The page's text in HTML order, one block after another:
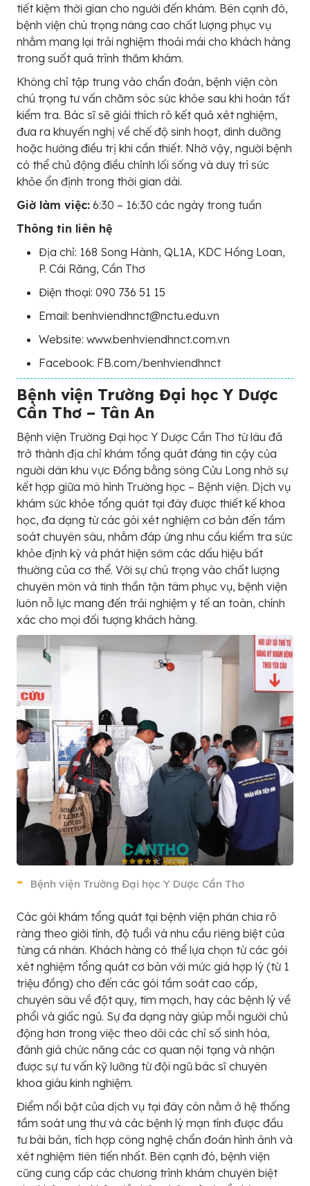
tiết kiệm thời gian cho người đến khám. Bên cạnh đó,
bệnh viện chú trọng nâng cao chất lượng phục vụ
nhằm mang lại trải nghiệm thoải mái cho khách hàng
trong suốt quá trình thăm khám.
Không chỉ tập trung vào chẩn đoán, bệnh viện còn
chú trọng tư vấn chăm sóc sức khỏe sau khi hoàn tất
kiểm tra. Bác sĩ sẽ giải thích rõ kết quả xét nghiệm,
đưa ra khuyến nghị về chế độ sinh hoạt, dinh dưỡng
hoặc hướng điều trị khi cần thiết. Nhờ vậy, người bệnh
có thể chủ động điều chỉnh lối sống và duy trì sức
khỏe ổn định trong thời gian dài.
Giờ làm việc: 6:30 – 16:30 các ngày trong tuần
Thông tin liên hệ
Địa chỉ: 168 Song Hành, QL1A, KDC Hồng Loan,
P. Cái Răng, Cần Thơ
Điện thoại: 090 736 51 15
Email: benhviendhnct@nctu.edu.vn
Website: www.benhviendhnct.com.vn
Facebook: FB.com/benhviendhnct
Bệnh viện Trường Đại học Y Dược
Cần Thơ – Tân An
Bệnh viện Trường Đại học Y Dược Cần Thơ từ lâu đã
trở thành địa chỉ khám tổng quát đáng tin cậy của
người dân khu vực Đồng bằng sông Cửu Long nhờ sự
kết hợp giữa mô hình Trường học – Bệnh viện. Dịch vụ
khám sức khỏe tổng quát tại đây được thiết kế khoa
học, đa dạng từ các gói xét nghiệm cơ bản đến tầm
soát chuyên sâu, nhằm đáp ứng nhu cầu kiểm tra sức
khỏe định kỳ và phát hiện sớm các dấu hiệu bất
thường của cơ thể. Với sự chú trọng vào chất lượng
chuyên môn và tinh thần tận tâm phục vụ, bệnh viện
luôn nỗ lực mang đến trải nghiệm y tế an toàn, chính
xác cho mọi đối tượng khách hàng.
Bệnh viện Trường Đại học Y Dược Cần Thơ
Các gói khám tổng quát tại bệnh viện phân chia rõ
ràng theo giới tính, độ tuổi và nhu cầu riêng biệt của
từng cá nhân. Khách hàng có thể lựa chọn từ các gói
xét nghiệm tổng quát cơ bản với mức giá hợp lý (từ 1
triệu đồng) cho đến các gói tầm soát cao cấp,
chuyên sâu về đột quỵ, tim mạch, hay các bệnh lý về
phổi và giấc ngủ. Sự đa dạng này giúp mỗi người chủ
động hơn trong việc theo dõi các chỉ số sinh hóa,
đánh giá chức năng các cơ quan nội tạng và nhận
được sự tư vấn kỹ lưỡng từ đội ngũ bác sĩ chuyên
khoa giàu kinh nghiệm.
Điểm nổi bật của dịch vụ tại đây còn nằm ở hệ thống
tầm soát ung thư và các bệnh lý mạn tính được đầu
tư bài bản, tích hợp công nghệ chẩn đoán hình ảnh và
xét nghiệm tiên tiến nhất. Bên cạnh đó, bệnh viện
cũng cung cấp các chương trình khám chuyên biệt